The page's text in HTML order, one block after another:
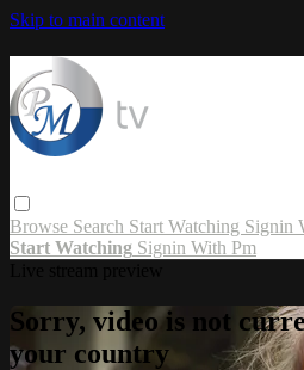
Skip to main content
Browse Search Start Watching Signin
Start Watching Signin With Pm
Sorry, video is not
your country